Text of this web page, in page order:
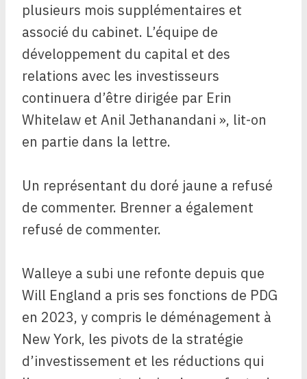
plusieurs mois supplémentaires et
associé du cabinet. L’équipe de
développement du capital et des
relations avec les investisseurs
continuera d’être dirigée par Erin
Whitelaw et Anil Jethanandani », lit-on
en partie dans la lettre.
Un représentant du doré jaune a refusé
de commenter. Brenner a également
refusé de commenter.
Walleye a subi une refonte depuis que
Will England a pris ses fonctions de PDG
en 2023, y compris le déménagement à
New York, les pivots de la stratégie
d’investissement et les réductions qui